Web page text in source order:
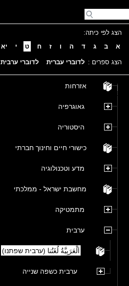
הצג לפי כיתה:
א
ב ג ד ה ו ז ח ט י יא
הצג ספרים : לדוברי עברית לדוברי ערבית
אזרחות
גאוגרפיה
היסטוריה
כישורי חיים וחינוך חברתי
מדע וטכנולוגיה
מחשבת ישראל - ממלכתי
מתמטיקה
ערבית
اَلْعَرَبِيَّةُ لُغَتُنا (ערבית שפתנו)
ערבית כשפה שנייה